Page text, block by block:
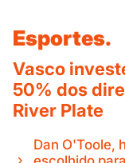
Esportes.
Vasco
50% dos
River Plate
Dan O'Toole,